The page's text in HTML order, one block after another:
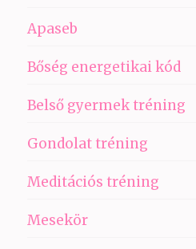
Apaseb
Bőség energetikai kód
Belső gyermek tréning
Gondolat tréning
Meditációs tréning
Mesekör